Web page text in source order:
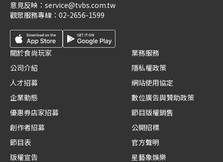
意見反映： service@tvbs.com.tw
觀眾服務專線： 02-2656-1599
關於食尚玩家
公司介紹
人才招募
企業動態
優惠券店家招募
創作者招募
節目表
版權宣告
業務服務
隱私權政策
網站使用協定
數位廣告與贊助政策
節目版權銷售
公開招標
官方聲明
星藝象娛樂